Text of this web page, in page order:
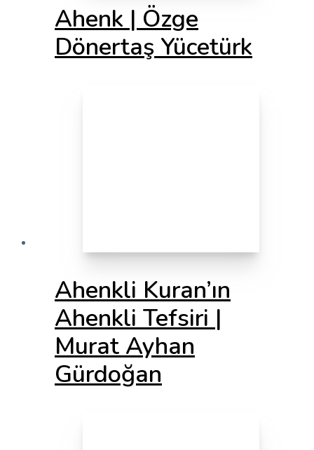
Ahenk | Özge
Dönertaş Yücetürk
Ahenkli Kuran’ın
Ahenkli Tefsiri |
Murat Ayhan
Gürdoğan